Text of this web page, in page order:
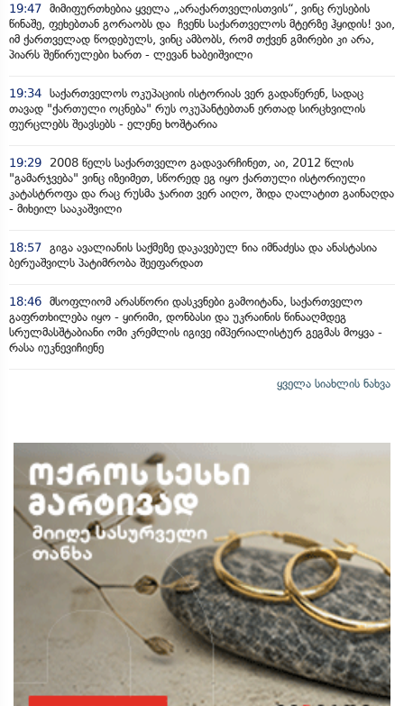
19:47 მიმიფურთხებია ყველა „არაქართველისთვის“, ვინც რუსების
წინაშე, ფეხებთან გორაობს და ჩვენს საქართველოს მტერზე ჰყიდის! ვაი,
იმ ქართველად წოდებულს, ვინც ამბობს, რომ თქვენ გმირები კი არა,
პიარს შეწირულები ხართ - ლევან ხაბეიშვილი
19:34 საქართველოს ოკუპაციის ისტორიას ვერ გადაწერენ, სადაც
თავად "ქართული ოცნება" რუს ოკუპანტებთან ერთად სირცხვილის
ფურცლებს შეავსებს - ელენე ხოშტარია
19:29
2008 წელს საქართველო გადავარჩინეთ, აი, 2012 წლის
"გამარჯვება" ვინც იზეიმეთ, სწორედ ეგ იყო ქართული ისტორიული
კატასტროფა და რაც რუსმა ჯარით ვერ აიღო, შიდა ღალატით გაინაღდა
- მიხეილ სააკაშვილი
18:57 გიგა ავალიანის საქმეზე დაკავებულ ნია იმნაძესა და ანასტასია
ბერუაშვილს პატიმრობა შეეფარდათ
18:46 მსოფლიომ არასწორი დასკვნები გამოიტანა, საქართველო
გაფრთხილება იყო - ყირიმი, დონბასი და უკრაინის წინააღმდეგ
სრულმასშტაბიანი ომი კრემლის იგივე იმპერიალისტურ გეგმას მოყვა -
რასა იუკნევიჩიენე
ყველა სიახლის ნახვა